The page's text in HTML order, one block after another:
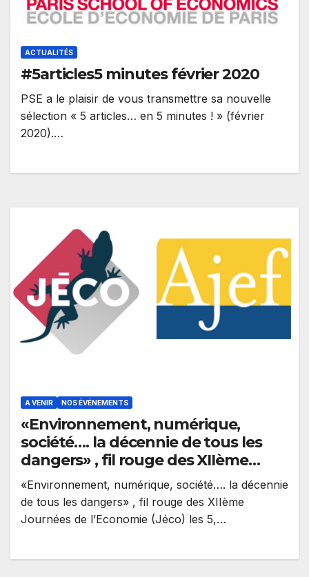
ACTUALITÉS
#5articles5 minutes février 2020
PSE a le plaisir de vous transmettre sa nouvelle
sélection « 5 articles… en 5 minutes ! » (février
2020).…
A VENIR NOS ÉVÉNEMENTS
«Environnement, numérique,
société…. la décennie de tous les
dangers» , fil rouge des XIIème
Journées de l’Economie (Jéco) les 5,
6 et 7 novembre à Lyon Vous
pouvez consulter le programme et
«Environnement, numérique, société…. la décennie
de tous les dangers» , fil rouge des XIIème
Journées de l’Economie (Jéco) les 5,…